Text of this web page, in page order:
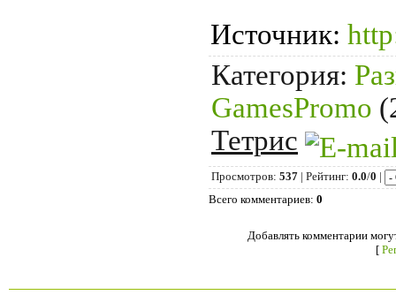
Источник:
Категория:
GamesPromo
Тетрис
Просмотров: 537 | Рейтинг: 0.0/0 |
Всего комментариев: 0
Добавлять комментарии
[